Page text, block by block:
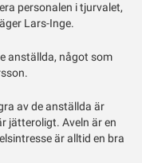
personalen i tjurvalet,
Lars-Inge.
anställda, något som
av de anställda är
jätteroligt. Aveln är en
är alltid en bra